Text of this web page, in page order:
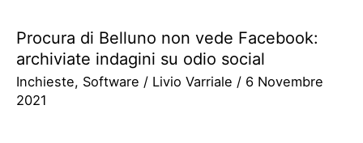
Procura di Belluno non vede Facebook:
archiviate indagini su odio social
Inchieste, Software / Livio Varriale / 6 Novembre
2021